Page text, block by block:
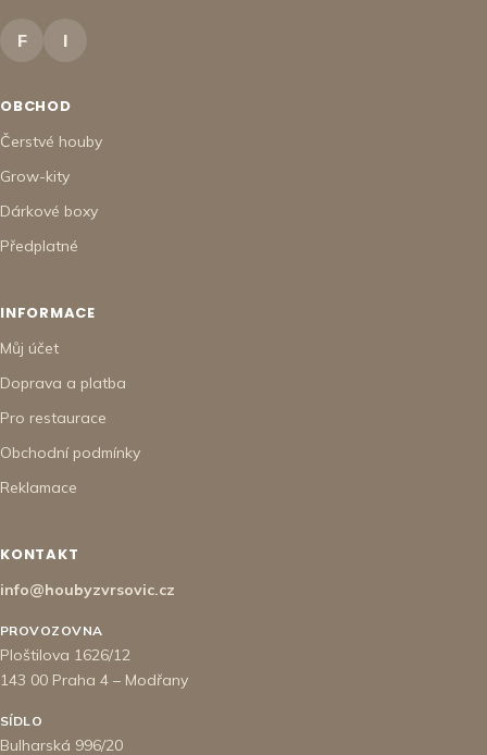
F I
OBCHOD
Čerstvé houby
Grow-kity
Dárkové boxy
Předplatné
INFORMACE
Můj účet
Doprava a platba
Pro restaurace
Obchodní podmínky
Reklamace
KONTAKT
info@houbyzvrsovic.cz
PROVOZOVNA
Ploštilova 1626/12
143 00 Praha 4 – Modřany
SÍDLO
Bulharská 996/20